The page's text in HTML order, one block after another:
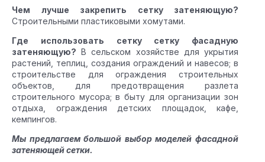
Чем лучше закрепить сетку затеняющую?
Строительными пластиковыми хомутами.
Где использовать сетку сетку фасадную
затеняющую? В сельском хозяйстве для укрытия
растений, теплиц, создания ограждений и навесов; в
строительстве для ограждения строительных
объектов, для предотвращения разлета
строительного мусора; в быту для организации зон
отдыха, ограждения детских площадок, кафе,
кемпингов.
Мы предлагаем большой выбор моделей фасадной
затеняющей сетки.